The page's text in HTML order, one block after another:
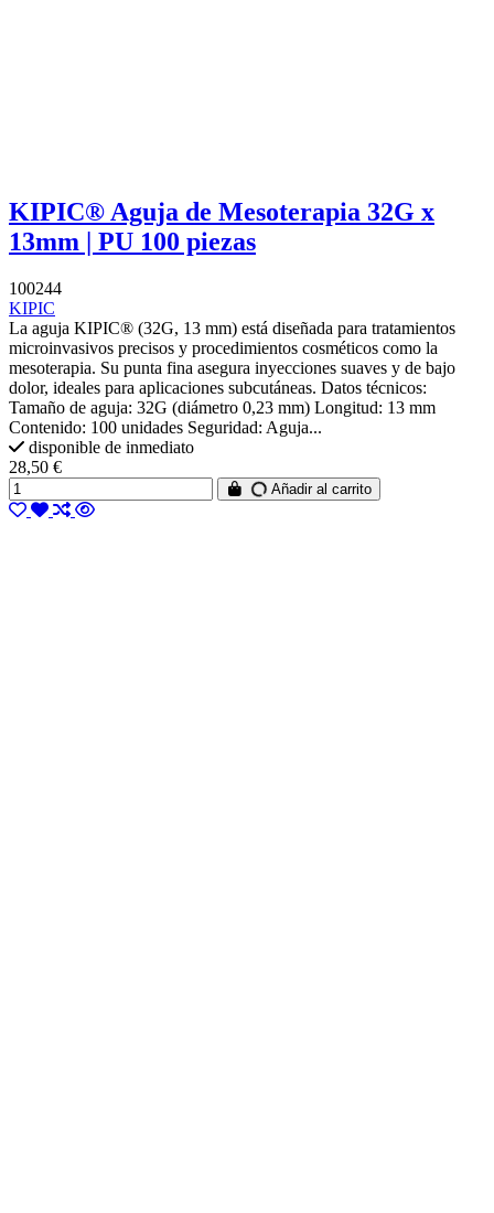
KIPIC® Aguja de Mesoterapia 32G x
13mm | PU 100 piezas
100244
KIPIC
La aguja KIPIC® (32G, 13 mm) está diseñada para tratamientos
microinvasivos precisos y procedimientos cosméticos como la
mesoterapia. Su punta fina asegura inyecciones suaves y de bajo
dolor, ideales para aplicaciones subcutáneas. Datos técnicos:
Tamaño de aguja: 32G (diámetro 0,23 mm) Longitud: 13 mm
Contenido: 100 unidades Seguridad: Aguja...
disponible de inmediato
28,50 €
Añadir al carrito